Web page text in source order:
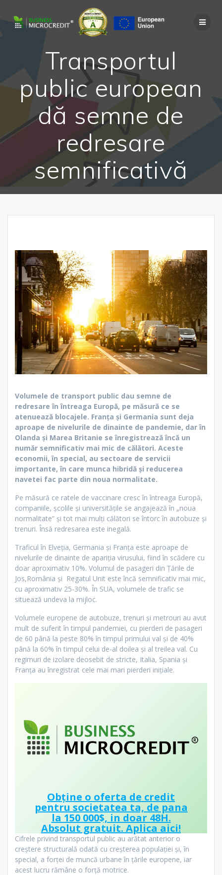
to
content
Transportul
public european
dă semne de
redresare
semnificativă
Volumele de transport public dau semne de
redresare în întreaga Europă, pe măsură ce se
atenuează blocajele. Franța și Germania sunt deja
aproape de nivelurile de dinainte de pandemie, dar în
Olanda și Marea Britanie se înregistrează încă un
număr semnificativ mai mic de călători. Aceste
economii, în special, au sectoare de servicii
importante, în care munca hibridă și reducerea
navetei fac parte din noua normalitate.
Pe măsură ce ratele de vaccinare cresc în întreaga Europă,
companiile, școlile și universitățile se angajează în „noua
normalitate” și tot mai mulți călători se întorc în autobuze și
trenuri. Însă redresarea este inegală.
Traficul în Elveția, Germania și Franța este aproape de
nivelurile de dinainte de apariția virusului, fiind în scădere cu
doar aproximativ 10%. Volumul de pasageri din Țările de
Jos,România și Regatul Unit este încă semnificativ mai mic,
cu aproximativ 25-30%. În SUA, volumele de trafic se
situează undeva la mijloc.
Volumele europene de autobuze, trenuri și metrouri au avut
mult de suferit în timpul pandemiei, cu pierderi de pasageri
de 60 până la peste 80% în timpul primului val și de 40%
până la 60% în timpul celui de-al doilea și al treilea val. Cu
regimuri de izolare deosebit de stricte, Italia, Spania și
Franța au înregistrat cele mai mari pierderi inițiale.
Obține o oferta de credit
pentru societatea ta, de pana
la 150 000$, in doar 48H.
Absolut gratuit. Aplica aici!
Cifrele privind transportul public au arătat anterior o
creștere structurală odată cu creșterea populației și, în
special, a forței de muncă urbane în țările europene, iar
acest lucru rămâne o forță motrice.